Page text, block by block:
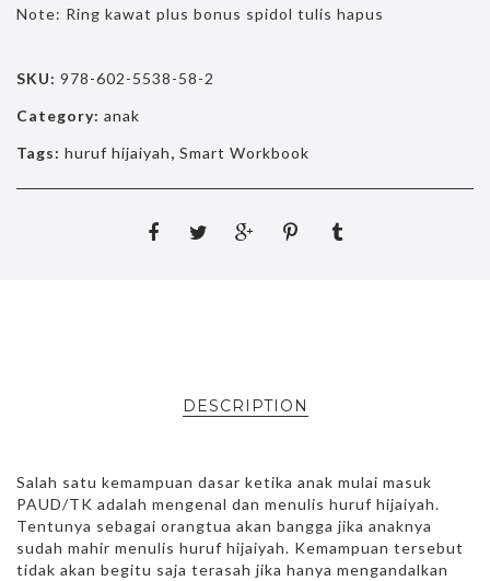
Note: Ring kawat plus bonus spidol tulis hapus
SKU: 978-602-5538-58-2
Category: anak
Tags: huruf hijaiyah, Smart Workbook
DESCRIPTION
Salah satu kemampuan dasar ketika anak mulai masuk
PAUD/TK adalah mengenal dan menulis huruf hijaiyah.
Tentunya sebagai orangtua akan bangga jika anaknya
sudah mahir menulis huruf hijaiyah. Kemampuan tersebut
tidak akan begitu saja terasah jika hanya mengandalkan